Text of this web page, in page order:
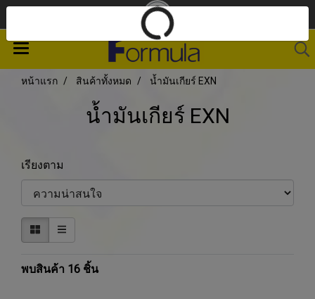
หน้าแรก สินค้าทั้งหมด น้ำมันเกียร์ EXN
น้ำมันเกียร์ EXN
เรียงตาม
พบสินค้า 16 ชิ้น